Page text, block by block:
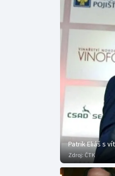
Patrik Eliáš s
Zdroj:ČTK